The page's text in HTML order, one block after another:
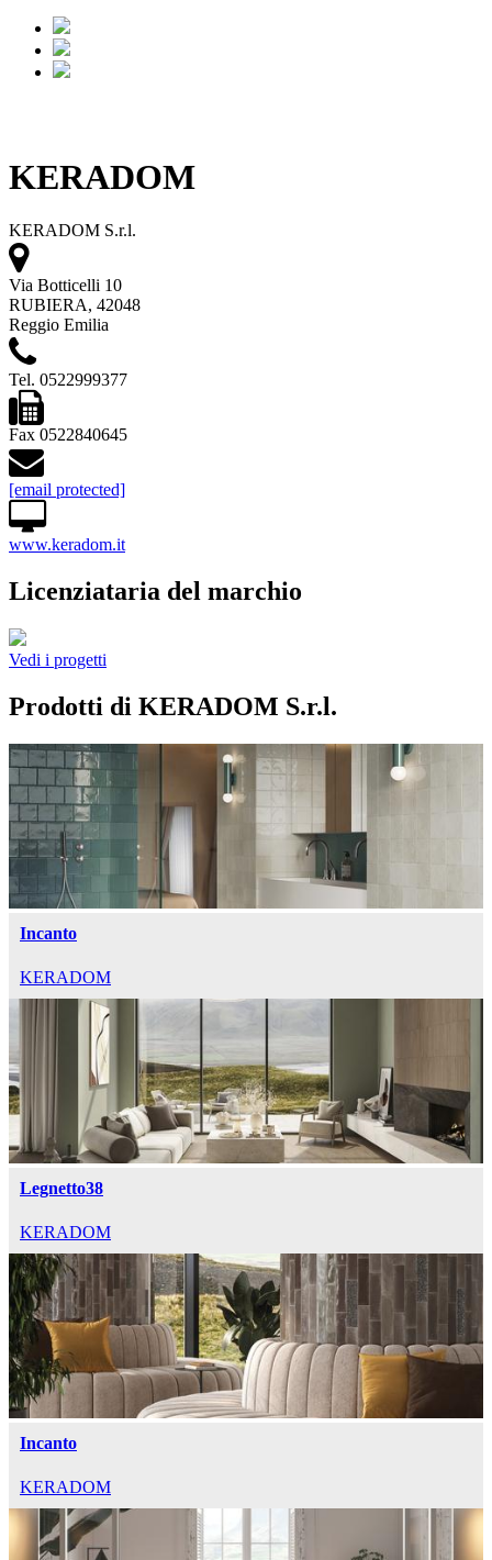
KERADOM
KERADOM S.r.l.
Via Botticelli 10
RUBIERA, 42048
Reggio Emilia
Tel. 0522999377
Fax 0522840645
[email protected]
www.keradom.it
Licenziataria del marchio
Vedi i progetti
Prodotti di KERADOM S.r.l.
Incanto
KERADOM
Legnetto38
KERADOM
Incanto
KERADOM